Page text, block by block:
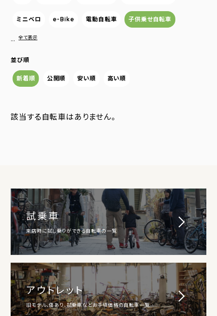
ミニベロ e-Bike 電動自転車 子供乗せ自転車
… 全て表示
並び順
新着順 公開順 安い順 高い順
該当する自転車はありません。
試乗車
来店時に試し乗りができる自転車の一覧
アウトレット
旧モデル、傷あり、試乗車などお手頃価格の自転車一覧